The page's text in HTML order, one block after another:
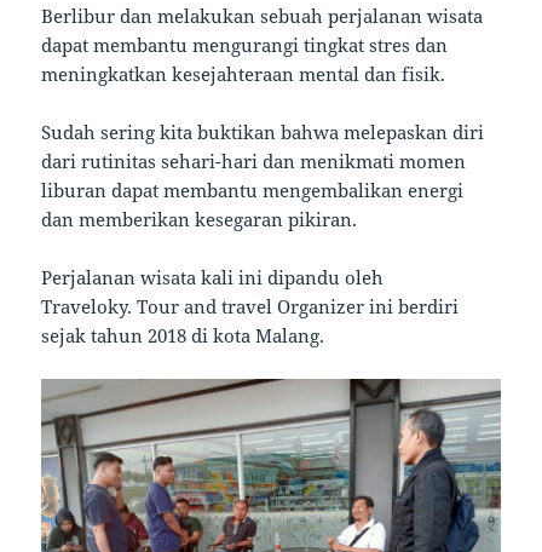
Berlibur dan melakukan sebuah perjalanan wisata
dapat membantu mengurangi tingkat stres dan
meningkatkan kesejahteraan mental dan fisik.
Sudah sering kita buktikan bahwa melepaskan diri
dari rutinitas sehari-hari dan menikmati momen
liburan dapat membantu mengembalikan energi
dan memberikan kesegaran pikiran.
Perjalanan wisata kali ini dipandu oleh
Traveloky. Tour and travel Organizer ini berdiri
sejak tahun 2018 di kota Malang.